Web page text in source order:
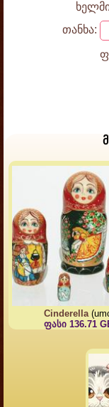
თანხა:
Cinderella
ფასი 136.71